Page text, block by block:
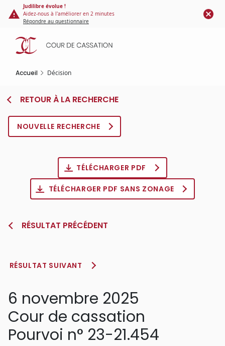
Panneau de gestion des cookies
contenu
principal
Judilibre évolue !
Aidez-nous à l'améliorer en 2 minutes
Répondre au questionnaire
Accueil Décision
RETOUR À LA RECHERCHE
NOUVELLE RECHERCHE
TÉLÉCHARGER PDF
TÉLÉCHARGER PDF SANS ZONAGE
RÉSULTAT PRÉCÉDENT
RÉSULTAT SUIVANT
6 novembre 2025
Cour de cassation
Pourvoi n° 23-21.454